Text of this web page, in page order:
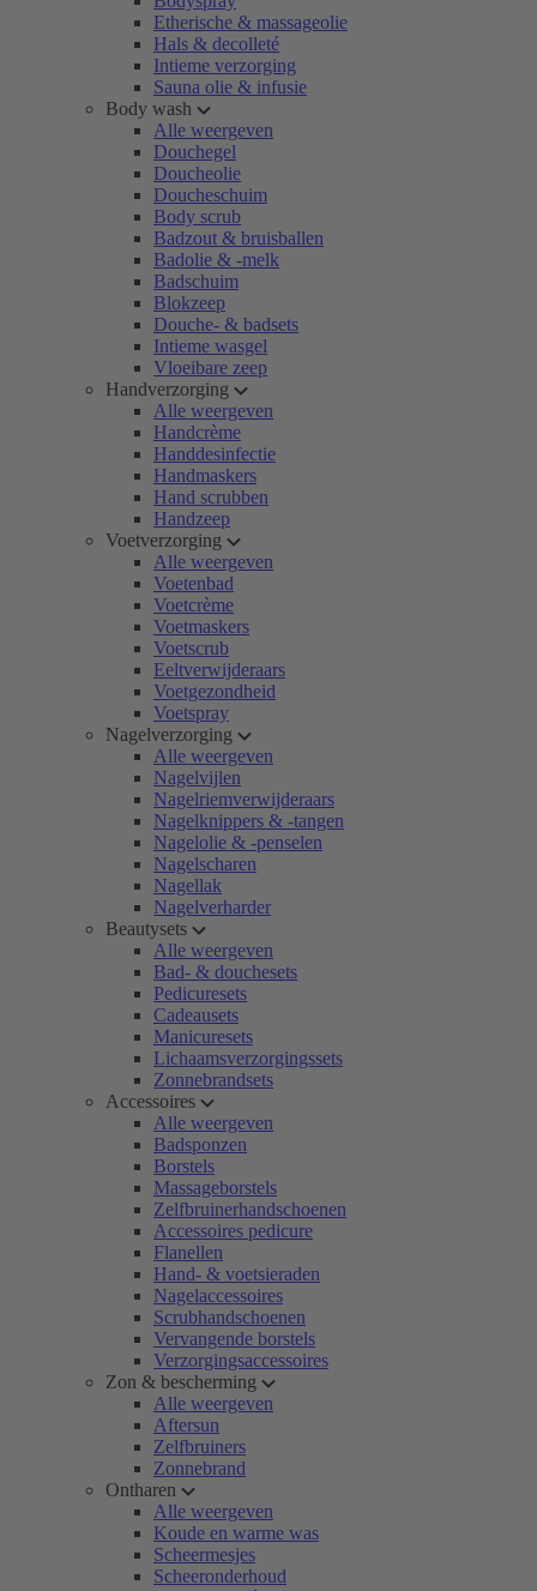
Etherische & massageolie
Hals & decolleté
Intieme verzorging
Sauna olie & infusie
Body wash
Alle weergeven
Douchegel
Doucheolie
Doucheschuim
Body scrub
Badzout & bruisballen
Badolie & -melk
Badschuim
Blokzeep
Douche- & badsets
Intieme wasgel
Vloeibare zeep
Handverzorging
Alle weergeven
Handcrème
Handdesinfectie
Handmaskers
Hand scrubben
Handzeep
Voetverzorging
Alle weergeven
Voetenbad
Voetcrème
Voetmaskers
Voetscrub
Eeltverwijderaars
Voetgezondheid
Voetspray
Nagelverzorging
Alle weergeven
Nagelvijlen
Nagelriemverwijderaars
Nagelknippers & -tangen
Nagelolie & -penselen
Nagelscharen
Nagellak
Nagelverharder
Beautysets
Alle weergeven
Bad- & douchesets
Pedicuresets
Cadeausets
Manicuresets
Lichaamsverzorgingssets
Zonnebrandsets
Accessoires
Alle weergeven
Badsponzen
Borstels
Massageborstels
Zelfbruinerhandschoenen
Accessoires pedicure
Flanellen
Hand- & voetsieraden
Nagelaccessoires
Scrubhandschoenen
Vervangende borstels
Verzorgingsaccessoires
Zon & bescherming
Alle weergeven
Aftersun
Zelfbruiners
Zonnebrand
Ontharen
Alle weergeven
Koude en warme was
Scheermesjes
Scheeronderhoud